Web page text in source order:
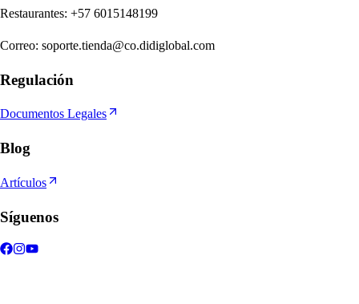
Restaurantes: +57 6015148199
Correo: soporte.tienda@co.didiglobal.com
Regulación
Documentos Legales
Blog
Artículos
Síguenos